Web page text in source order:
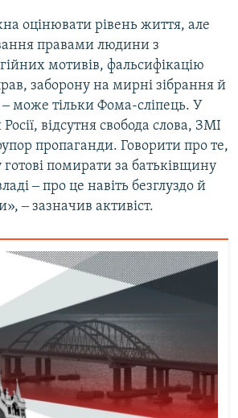
оцінювати рівень життя, але
правами людини з
мотивів, фальсифікацію
заборону на мирні зібрання й
може тільки Фома-сліпець. У
відсутня свобода слова, ЗМІ
пропаганди. Говорити про те,
помирати за батьківщину
‒ про це навіть безглуздо й
‒ зазначив активіст.